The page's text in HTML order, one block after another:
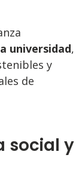
universidad,
y
de
social y